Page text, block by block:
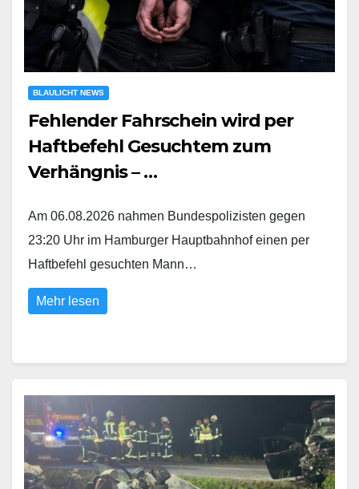
BLAULICHT NEWS
Fehlender Fahrschein wird per
Haftbefehl Gesuchtem zum
Verhängnis – …
Am 06.08.2026 nahmen Bundespolizisten gegen
23:20 Uhr im Hamburger Hauptbahnhof einen per
Haftbefehl gesuchten Mann…
Mehr lesen